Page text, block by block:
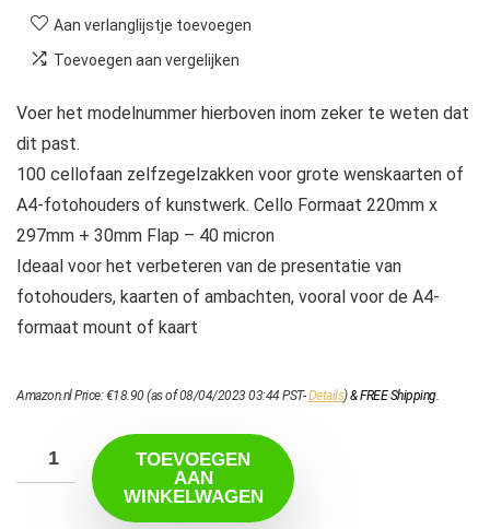
Aan verlanglijstje toevoegen
Toevoegen aan vergelijken
Voer het modelnummer hierboven inom zeker te weten dat
dit past.
100 cellofaan zelfzegelzakken voor grote wenskaarten of
A4-fotohouders of kunstwerk. Cello Formaat 220mm x
297mm + 30mm Flap – 40 micron
Ideaal voor het verbeteren van de presentatie van
fotohouders, kaarten of ambachten, vooral voor de A4-
formaat mount of kaart
Amazon.nl Price:€18.90(as of 08/04/2023 03:44 PST-Details)&FREE Shipping.
TOEVOEGEN
AAN
WINKELWAGEN